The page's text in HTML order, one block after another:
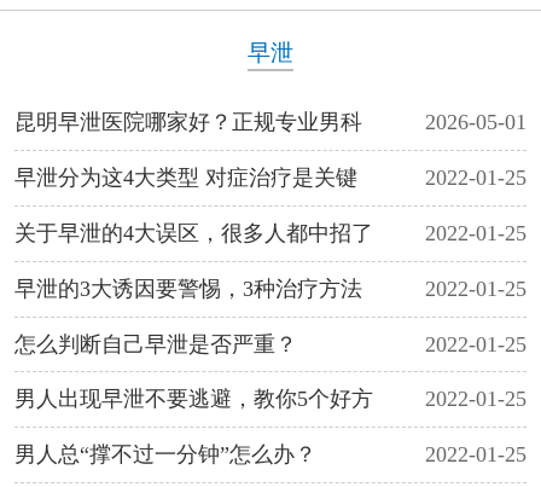
早泄
昆明早泄医院哪家好？正规专业男科 2026-05-01
早泄分为这4大类型 对症治疗是关键 2022-01-25
关于早泄的4大误区，很多人都中招了 2022-01-25
早泄的3大诱因要警惕，3种治疗方法 2022-01-25
怎么判断自己早泄是否严重？ 2022-01-25
男人出现早泄不要逃避，教你5个好方 2022-01-25
男人总“撑不过一分钟”怎么办？ 2022-01-25